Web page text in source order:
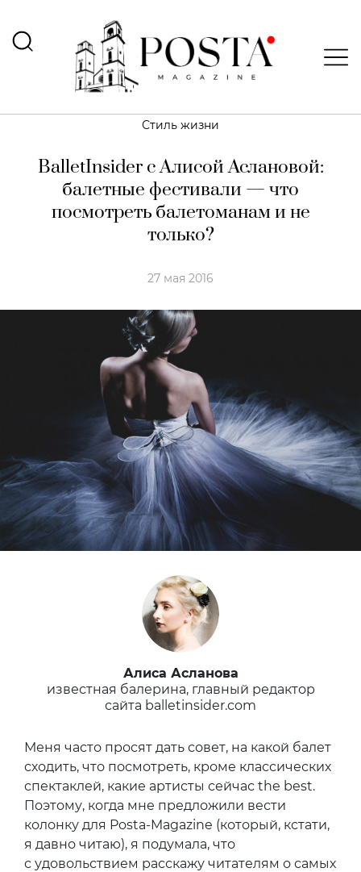
Стиль жизни
BalletInsider с Алисой Аслановой:
балетные фестивали — что
посмотреть балетоманам и не
только?
27 мая 2016
Алиса Асланова
известная балерина, главный редактор
сайта balletinsider.com
Меня часто просят дать совет, на какой балет
сходить, что посмотреть, кроме классических
спектаклей, какие артисты сейчас the best.
Поэтому, когда мне предложили вести
колонку для Posta-Magazine (который, кстати,
я давно читаю), я подумала, что
с удовольствием расскажу читателям о самых